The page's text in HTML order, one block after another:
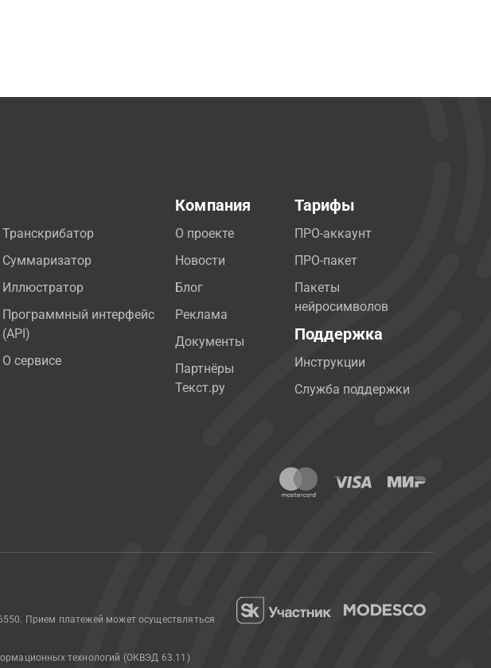
Транскрибатор
Суммаризатор
Иллюстратор
Программный интерфейс
(API)
О сервисе
Компания
О проекте
Новости
Блог
Реклама
Документы
Партнёры
Текст.ру
Тарифы
ПРО-аккаунт
ПРО-пакет
Пакеты
нейросимволов
Поддержка
Инструкции
Служба поддержки
Прием платежей может осуществляться
технологий (ОКВЭД 63.11)